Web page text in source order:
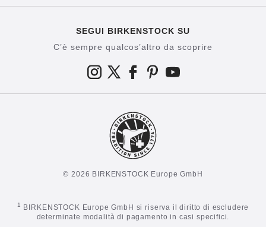
SEGUI BIRKENSTOCK SU
C’è sempre qualcos’altro da scoprire
© 2026 BIRKENSTOCK Europe GmbH
1
BIRKENSTOCK Europe GmbH si riserva il diritto di escludere
determinate modalità di pagamento in casi specifici.